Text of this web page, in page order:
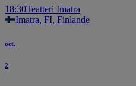
18:30Teatteri Imatra
Imatra, FI, Finlande
oct.
2